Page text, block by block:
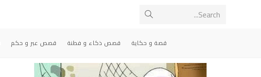
Search...
قصة و حكاية قصص ذكاء و فطنة قصص عبر و حكم